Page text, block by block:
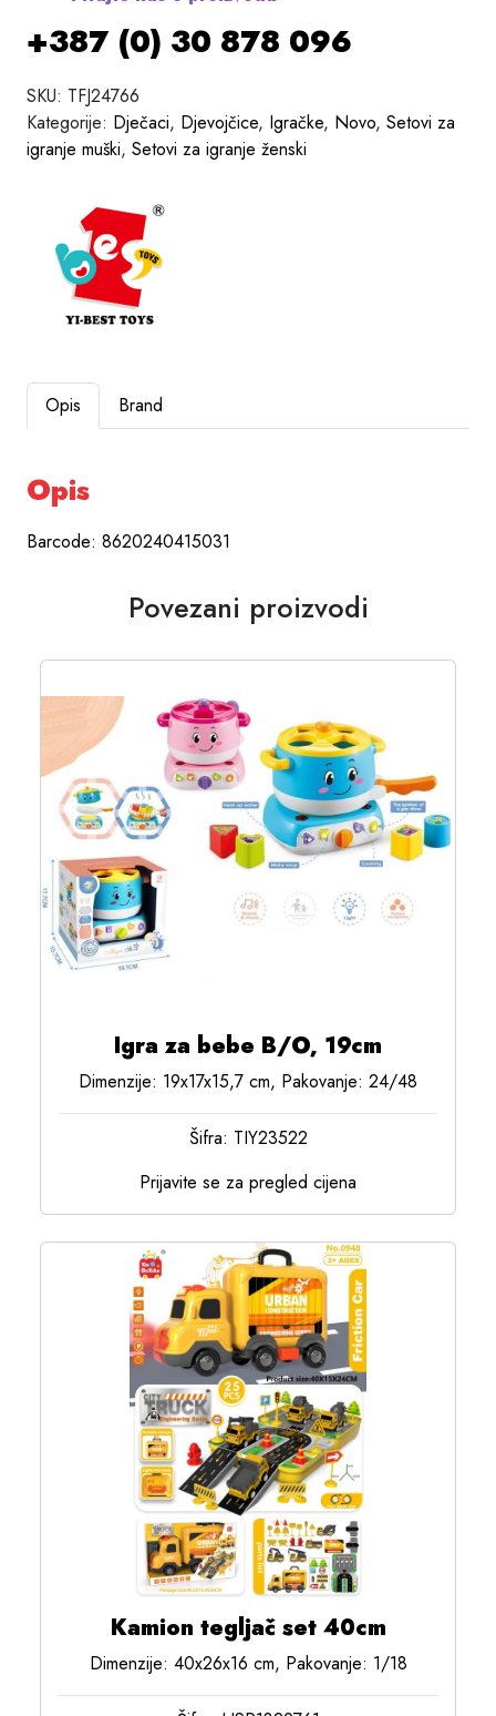
+387 (0) 30 878 096
SKU: TFJ24766
Kategorije: Dječaci, Djevojčice, Igračke, Novo, Setovi za
igranje muški, Setovi za igranje ženski
Opis Brand
Opis
Barcode: 8620240415031
Povezani proizvodi
Igra za bebe B/O, 19cm
Dimenzije: 19x17x15,7 cm, Pakovanje: 24/48
Šifra: TIY23522
Prijavite se za pregled cijena
Kamion tegljač set 40cm
Dimenzije: 40x26x16 cm, Pakovanje: 1/18